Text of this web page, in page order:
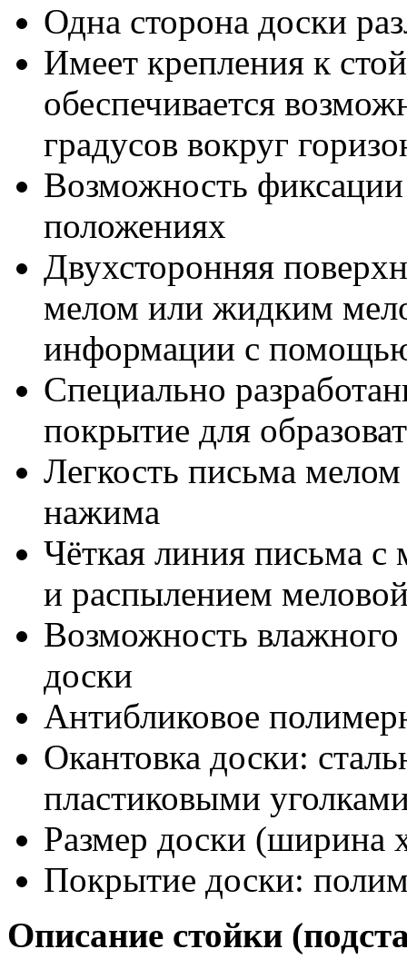
Одна сторона доски
Имеет крепления к
обеспечивается
градусов вокруг
Возможность
положениях
Двухсторонняя
мелом или жидким
информации с
Специально
покрытие для
Легкость письма
нажима
Чёткая линия письма
и распылением
Возможность влажного
доски
Антибликовое
Окантовка доски:
пластиковыми
Размер доски (ширина
Покрытие доски:
Описание стойки